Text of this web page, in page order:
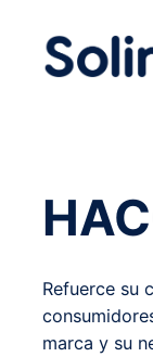
Refuerce su
marca y su